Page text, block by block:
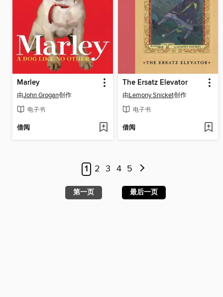
Marley
由John Grogan创作
电子书
借阅
The Ersatz Elevator
由Lemony Snicket创作
电子书
借阅
1 2 3 4 5
第一页 最后一页